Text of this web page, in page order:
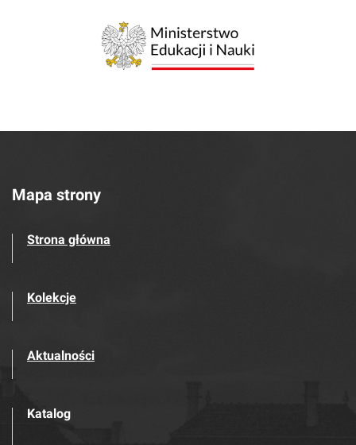
Mapa strony
Strona główna
Kolekcje
Aktualności
Katalog